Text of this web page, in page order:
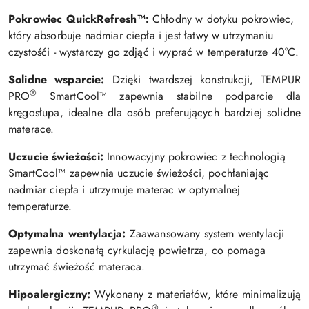
Pokrowiec QuickRefresh™: Chłodny w dotyku pokrowiec,
który absorbuje nadmiar ciepła i jest łatwy w utrzymaniu
czystośći - wystarczy go zdjąć i wyprać w temperaturze 40°C.
Solidne wsparcie:
Dzięki twardszej konstrukcji, TEMPUR
PRO®
SmartCool™ zapewnia stabilne podparcie dla
kręgosłupa, idealne dla osób preferujących bardziej solidne
materace.
Uczucie świeżości: Innowacyjny pokrowiec z technologią
SmartCool™ zapewnia uczucie świeżości, pochłaniając
nadmiar ciepła i utrzymuje materac w optymalnej
temperaturze.
Optymalna wentylacja: Zaawansowany system wentylacji
zapewnia doskonałą cyrkulację powietrza, co pomaga
utrzymać świeżość materaca.
Hipoalergiczny: Wykonany z materiałów, które minimalizują